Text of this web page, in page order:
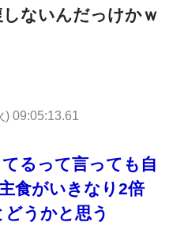
ないんだっけかｗ
) 09:05:13.61
るって言っても自
食がいきなり2倍
うかと思う